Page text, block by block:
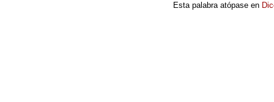
Esta palabra atópase en